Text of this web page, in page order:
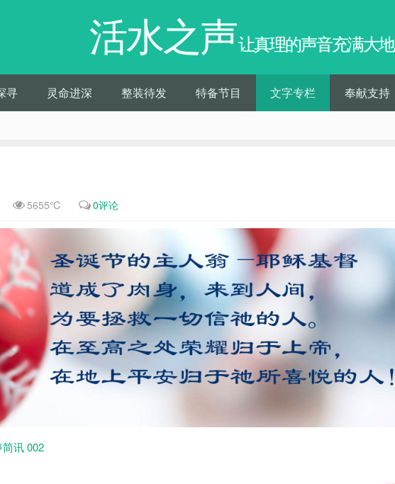
活水之声让真理的声音充满大地
寻 灵命进深 整装待发 特备节目 文字专栏 奉献支持
5655℃ 0评论
讯 002